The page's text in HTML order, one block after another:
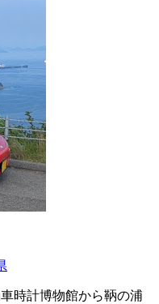
車時計博物館から鞆の浦